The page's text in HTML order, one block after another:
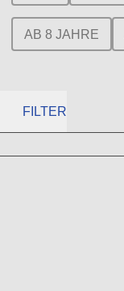
AB 8 JAHRE
FILTER